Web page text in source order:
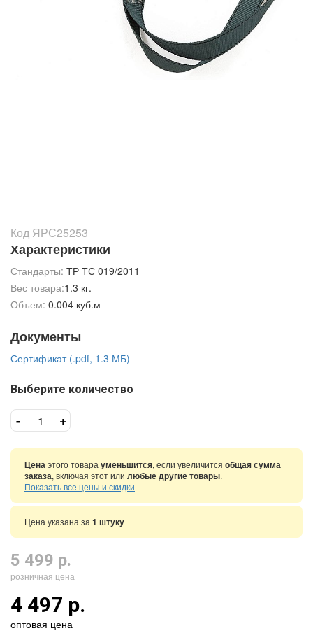
Код ЯРС25253
Характеристики
Стандарты: ТР ТС 019/2011
Вес товара:1.3 кг.
Объем: 0.004 куб.м
Документы
Сертификат (.pdf, 1.3 МБ)
Выберите количество
- +
Ценаэтого товара уменьшится, если увеличится общая сумма
заказа, включая этот или любые другие товары.
Показать все цены и скидки
Цена указана за 1 штуку
5 499 р.
розничная цена
4 497 р.
оптовая цена